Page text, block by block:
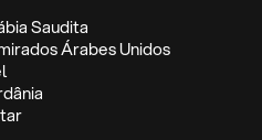
Saudita
Árabes Unidos